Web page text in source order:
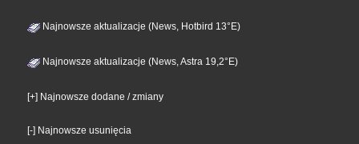
Najnowsze aktualizacje (News, Hotbird 13°E)
Najnowsze aktualizacje (News, Astra 19,2°E)
[+] Najnowsze dodane / zmiany
[-] Najnowsze usunięcia